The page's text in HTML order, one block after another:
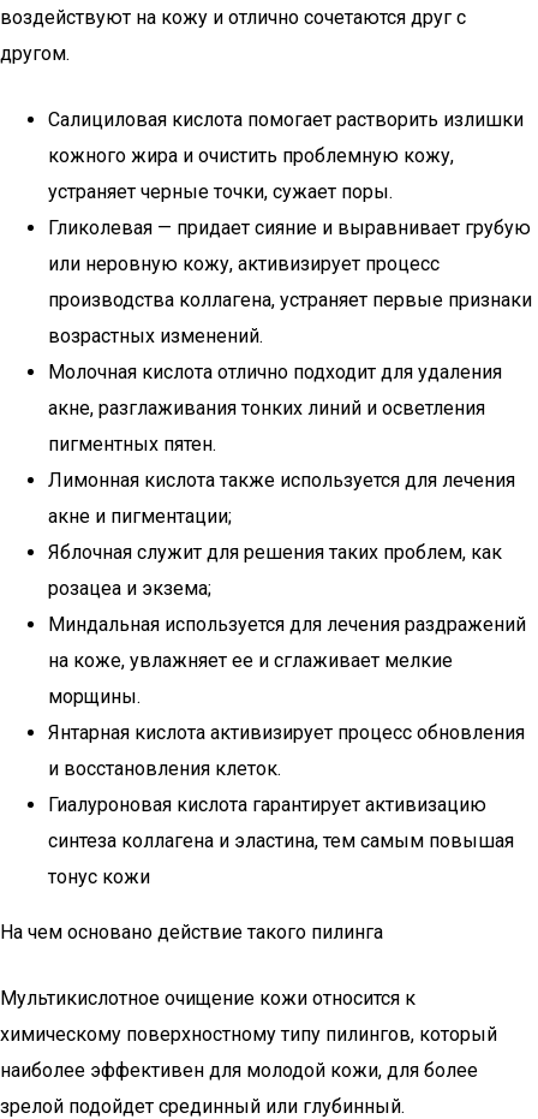
воздействуют на кожу и отлично сочетаются друг с
другом.
Салициловая кислота помогает растворить излишки
кожного жира и очистить проблемную кожу,
устраняет черные точки, сужает поры.
Гликолевая — придает сияние и выравнивает грубую
или неровную кожу, активизирует процесс
производства коллагена, устраняет первые признаки
возрастных изменений.
Молочная кислота отлично подходит для удаления
акне, разглаживания тонких линий и осветления
пигментных пятен.
Лимонная кислота также используется для лечения
акне и пигментации;
Яблочная служит для решения таких проблем, как
розацеа и экзема;
Миндальная используется для лечения раздражений
на коже, увлажняет ее и сглаживает мелкие
морщины.
Янтарная кислота активизирует процесс обновления
и восстановления клеток.
Гиалуроновая кислота гарантирует активизацию
синтеза коллагена и эластина, тем самым повышая
тонус кожи
На чем основано действие такого пилинга
Мультикислотное очищение кожи относится к
химическому поверхностному типу пилингов, который
наиболее эффективен для молодой кожи, для более
зрелой подойдет срединный или глубинный.